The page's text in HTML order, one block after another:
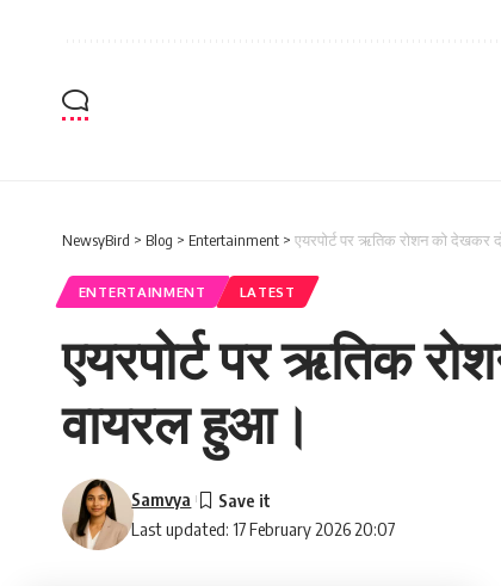
NewsyBird > Blog > Entertainment > एयरपोर्ट पर ऋतिक रोशन को देखकर
ENTERTAINMENT LATEST
एयरपोर्ट पर ऋतिक
वायरल हुआ।
Last updated: 17 February 2026 20:07
Samvya